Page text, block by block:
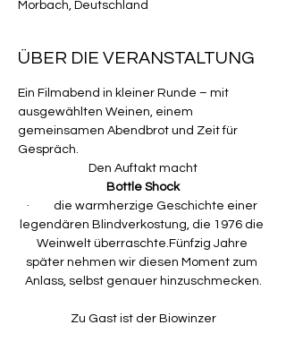
Morbach, Deutschland
ÜBER DIE VERANSTALTUNG
Ein Filmabend in kleiner Runde – mit
ausgewählten Weinen, einem
gemeinsamen Abendbrot und Zeit für
Gespräch.
Den Auftakt macht
Bottle Shock
·         die warmherzige Geschichte einer
legendären Blindverkostung, die 1976 die
Weinwelt überraschte.Fünfzig Jahre
später nehmen wir diesen Moment zum
Anlass, selbst genauer hinzuschmecken.
Zu Gast ist der Biowinzer